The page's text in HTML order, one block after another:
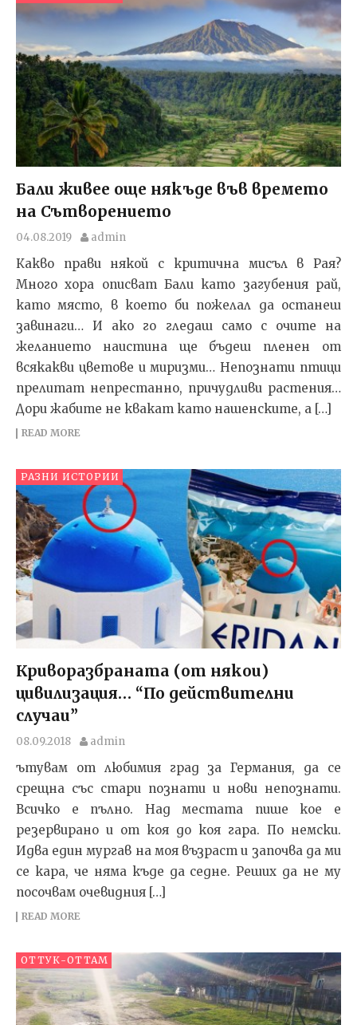
Бали живее още някъде във времето
на Сътворението
04.08.2019 admin
Какво прави някой с критична мисъл в Рая?
Много хора описват Бали като загубения рай,
като място, в което би пожелал да останеш
завинаги… И ако го гледаш само с очите на
желанието наистина ще бъдеш пленен от
всякакви цветове и миризми… Непознати птици
прелитат непрестанно, причудливи растения…
Дори жабите не квакат като нашенските, а […]
READ MORE
РАЗНИ ИСТОРИИ
Криворазбраната (от някои)
цивилизация… “По действителни
случаи”
08.09.2018 admin
ътувам от любимия град за Германия, да се
срещна със стари познати и нови непознати.
Всичко е пълно. Над местата пише кое е
резервирано и от коя до коя гара. По немски.
Идва един мургав на моя възраст и започва да ми
се кара, че няма къде да седне. Реших да не му
посочвам очевидния […]
READ MORE
ОТТУК-ОТТАМ